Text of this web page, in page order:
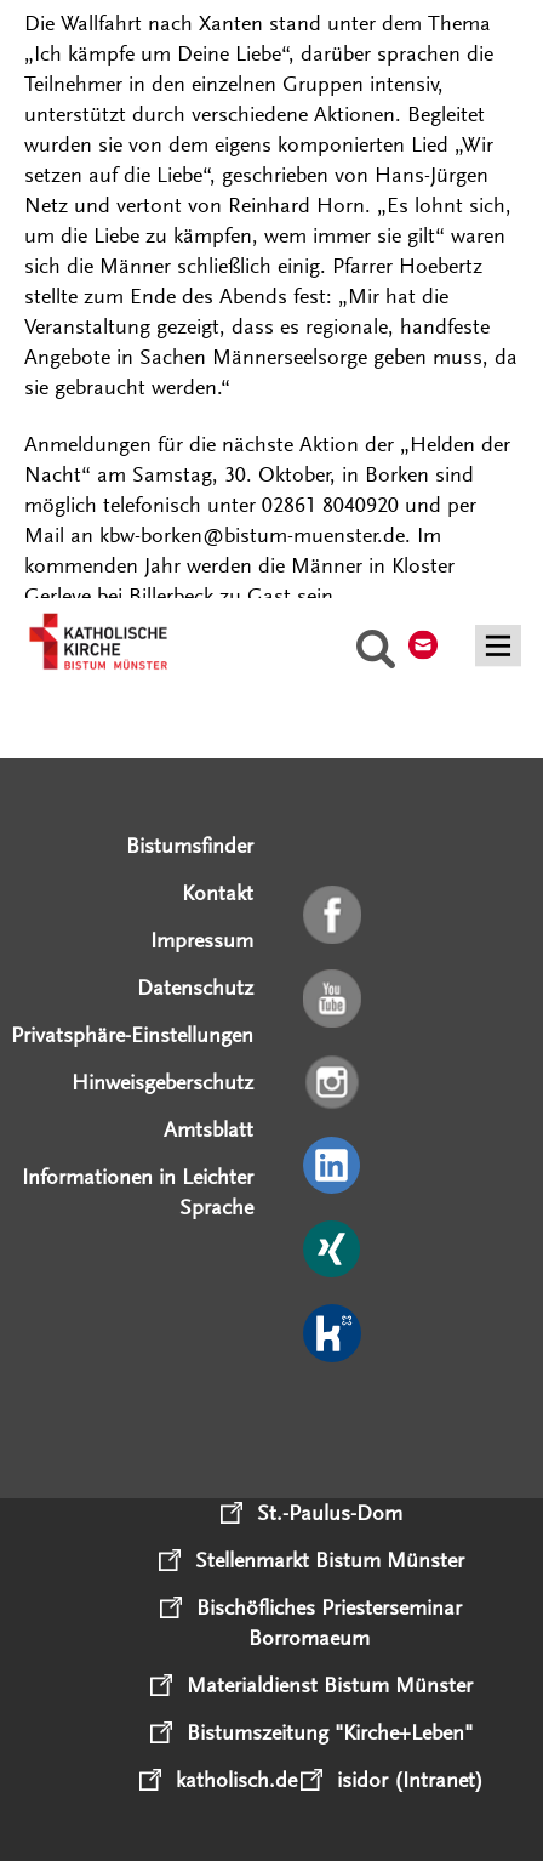
Suche
Die Wallfahrt nach Xanten stand unter dem Thema
„Ich kämpfe um Deine Liebe“, darüber sprachen die
Teilnehmer in den einzelnen Gruppen intensiv,
unterstützt durch verschiedene Aktionen. Begleitet
wurden sie von dem eigens komponierten Lied „Wir
setzen auf die Liebe“, geschrieben von Hans-Jürgen
Netz und vertont von Reinhard Horn. „Es lohnt sich,
um die Liebe zu kämpfen, wem immer sie gilt“ waren
sich die Männer schließlich einig. Pfarrer Hoebertz
stellte zum Ende des Abends fest: „Mir hat die
Veranstaltung gezeigt, dass es regionale, handfeste
Angebote in Sachen Männerseelsorge geben muss, da
sie gebraucht werden.“
Anmeldungen für die nächste Aktion der „Helden der
Nacht“ am Samstag, 30. Oktober, in Borken sind
möglich telefonisch unter 02861 8040920 und per
Mail an kbw-borken@bistum-muenster.de. Im
kommenden Jahr werden die Männer in Kloster
Gerleve bei Billerbeck zu Gast sein.
Bistumsfinder
Kontakt
Impressum
Datenschutz
Privatsphäre-Einstellungen
Hinweisgeberschutz
Amtsblatt
Informationen in Leichter
Sprache
St.-Paulus-Dom
Stellenmarkt Bistum Münster
Bischöfliches Priesterseminar
Borromaeum
Materialdienst Bistum Münster
Bistumszeitung "Kirche+Leben"
katholisch.de
isidor (Intranet)